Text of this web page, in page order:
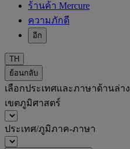
ร้านค้า Mercure
ความภักดี
อีก
TH
ย้อนกลับ
เลือกประเทศและภาษาด้านล่าง
เขตภูมิศาสตร์
ประเทศ/ภูมิภาค-ภาษา